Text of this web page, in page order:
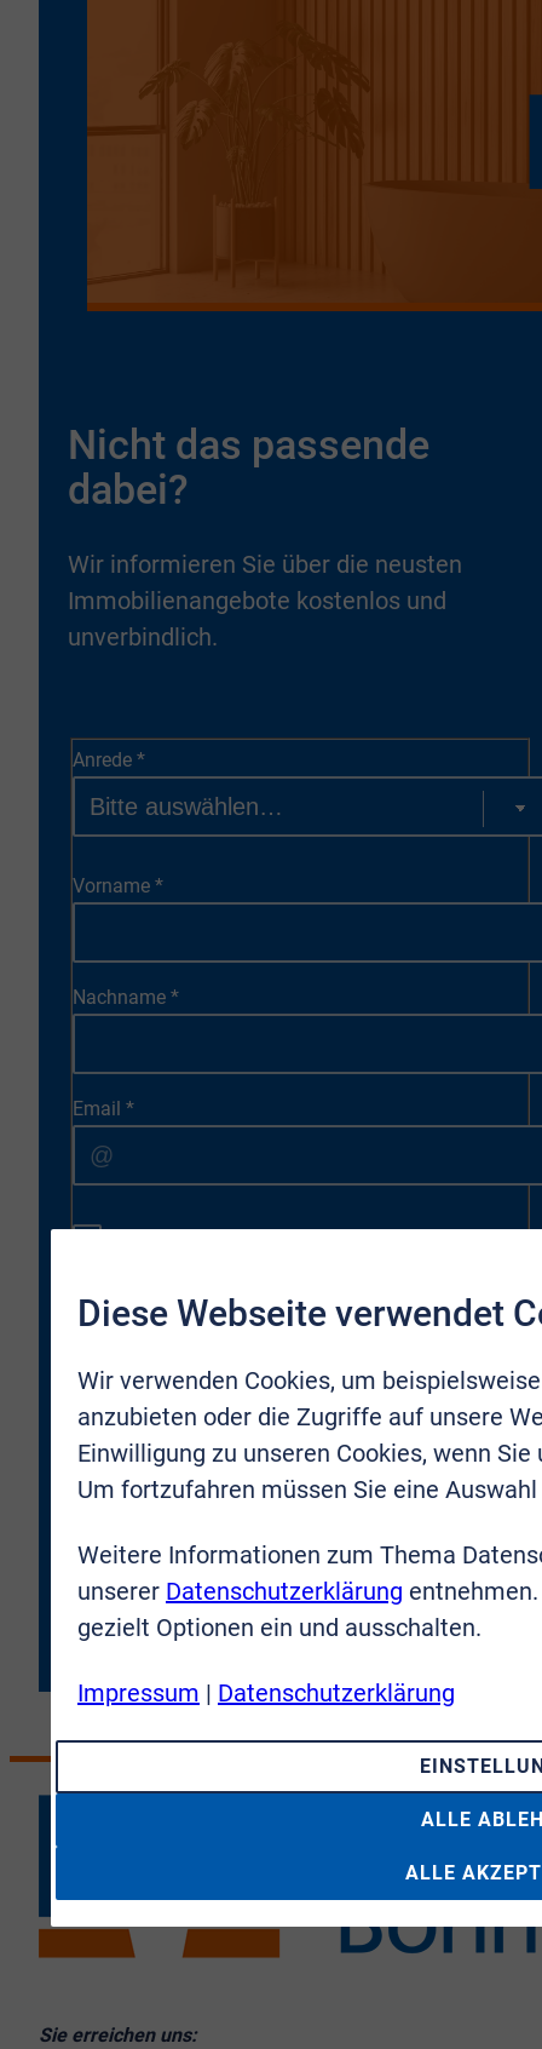
Nicht das passende
dabei?
Wir informieren Sie über die neusten
Immobilienangebote kostenlos und
unverbindlich.
Anrede *
Vorname *
Nachname *
Email *
neue Objekte oder Firmenneuigkeiten informiert werden
darf. Meine Zustimmung kann ich jederzeit für die
* Hiermit bestätige ich, dass ich die
gelesen und verstanden
habe. Ich erkläre mich damit einverstanden, dass meine
Daten an die VR-Immobilien Bonn Rhein-Sieg GmbH
JETZT ANMELDEN
Sie erreichen uns:
Diese Webseite verwendet
Wir verwenden Cookies, um
anzubieten oder die Zugriffe auf unsere
Einwilligung zu unseren Cookies, wenn
Um fortzufahren müssen Sie eine
Weitere Informationen zum Thema
unserer Datenschutzerklärung
gezielt Optionen ein und ausschalten.
Impressum | Datenschutzerklärung
ALLE
ALLE